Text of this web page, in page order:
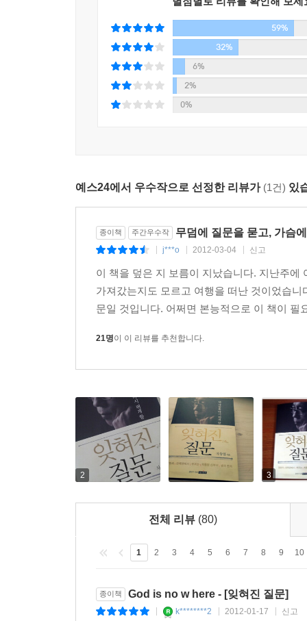
59%
32%
6%
2%
0%
예스24에서 우수작으로 선정한 리뷰가 (1건) 있
종이책 주간우수작 무덤에 질문을 묻고, 가슴
j***o 2012-03-04 신고
이 책을 덮은 지 보름이 지났습니다. 지난주
가져갔는지도 모르고 여행을 떠난 것이었습
문일 것입니다. 어쩌면 본능적으로 이 책이
21명이 이 리뷰를 추천합니다.
2 3
전체 리뷰 (80)
1 2 3 4 5 6 7 8 9 10
종이책 God is no w here - [잊혀진 질문]
k********2 2012-01-17 신고